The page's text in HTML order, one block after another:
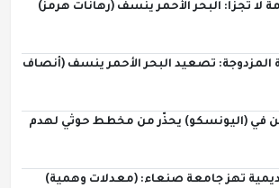
لا تجزأ: البحر الأحمر ينسف (رهانات هرمز)
المزدوجة: تصعيد البحر الأحمر ينسف (أنصاف
في (اليونسكو) يحذّر من مخطط حوثي لهدم
تهز جامعة صنعاء: (معدلات وهمية)